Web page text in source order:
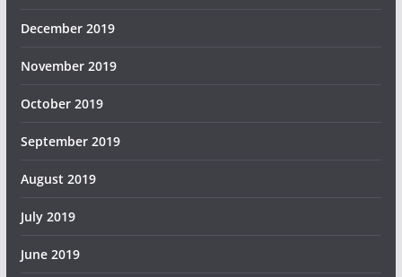
December 2019
November 2019
October 2019
September 2019
August 2019
July 2019
June 2019